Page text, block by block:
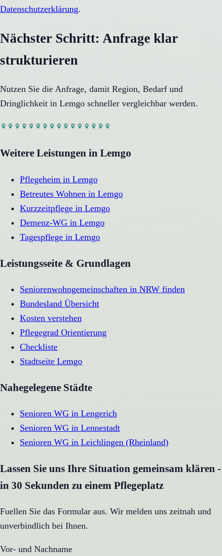
Datenschutzerklärung.
Nächster Schritt: Anfrage klar
strukturieren
Nutzen Sie die Anfrage, damit Region, Bedarf und
Dringlichkeit in Lemgo schneller vergleichbar werden.
Weitere Leistungen in Lemgo
Pflegeheim in Lemgo
Betreutes Wohnen in Lemgo
Kurzzeitpflege in Lemgo
Demenz-WG in Lemgo
Tagespflege in Lemgo
Leistungsseite & Grundlagen
Seniorenwohngemeinschaften in NRW finden
Bundesland Übersicht
Kosten verstehen
Pflegegrad Orientierung
Checkliste
Stadtseite Lemgo
Nahegelegene Städte
Senioren WG in Lengerich
Senioren WG in Lennestadt
Senioren WG in Leichlingen (Rheinland)
Lassen Sie uns Ihre Situation gemeinsam klären -
in 30 Sekunden zu einem Pflegeplatz
Fuellen Sie das Formular aus. Wir melden uns zeitnah und
unverbindlich bei Ihnen.
Vor- und Nachname